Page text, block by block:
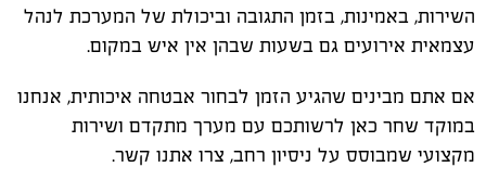
השירות, באמינות, בזמן התגובה וביכולת של המערכת לנהל
עצמאית אירועים גם בשעות שבהן אין איש במקום.
אם אתם מבינים שהגיע הזמן לבחור אבטחה איכותית, אנחנו
במוקד שחר כאן לרשותכם עם מערך מתקדם ושירות
מקצועי שמבוסס על ניסיון רחב, צרו אתנו קשר.